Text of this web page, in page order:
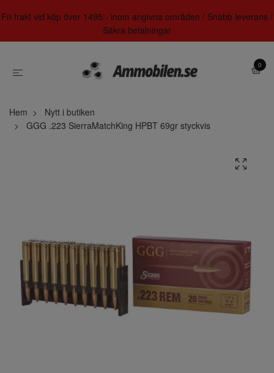
Fri frakt vid köp över 1495:- inom angivna områden / Snabb leverans /
Säkra betalningar
0
Hem
Nytt i butiken
GGG .223 SierraMatchKing HPBT 69gr styckvis